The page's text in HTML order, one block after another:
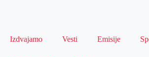
Izdvajamo Vesti Emisije